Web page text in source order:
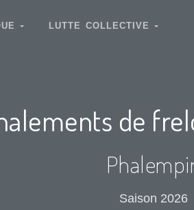
LUTTE COLLECTIVE
de
Saison 2026